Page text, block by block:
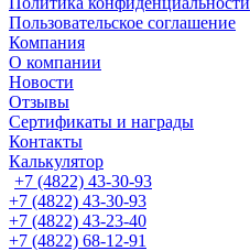
Пользовательское соглашение
Компания
О компании
Новости
Отзывы
Сертификаты и награды
Контакты
Калькулятор
+7 (4822) 43-30-93
+7 (4822) 43-30-93
+7 (4822) 43-23-40
+7 (4822) 68-12-91